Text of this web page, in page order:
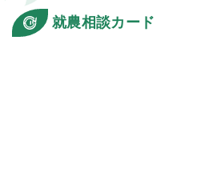
就農相談カード